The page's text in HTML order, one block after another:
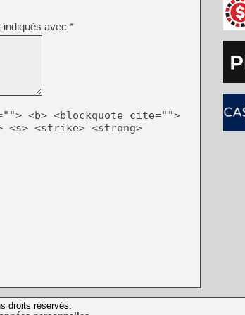
avec *
<b> <blockquote cite="">
<s> <strike> <strong>
droits réservés.